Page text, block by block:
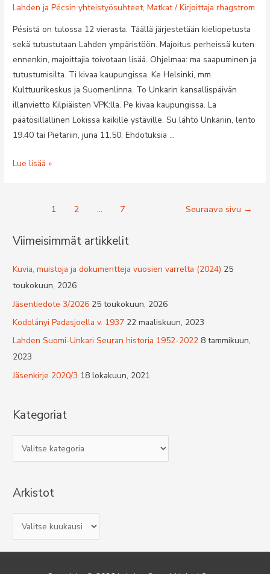
Lahden ja Pécsin yhteistyösuhteet,Matkat/ Kirjoittajarhagstrom
Pésistä on tulossa 12 vierasta. Täällä järjestetään kieliopetusta
sekä tutustutaan Lahden ympäristöön. Majoitus perheissä kuten
ennenkin, majoittajia toivotaan lisää. Ohjelmaa: ma saapuminen ja
tutustumisilta. Ti kivaa kaupungissa. Ke Helsinki, mm.
Kulttuurikeskus ja Suomenlinna. To Unkarin kansallispäivän
illanvietto Kilpiäisten VPK:lla. Pe kivaa kaupungissa. La
päätösillallinen Lokissa kaikille ystäville. Su lähtö Unkariin, lento
19.40 tai Pietariin, juna 11.50. Ehdotuksia …
Pécsiläisten
16.8.-23.8.2015
Lue lisää »
1 2 … 7 Seuraava sivu →
Viimeisimmät artikkelit
Kuvia, muistoja ja dokumentteja vuosien varrelta (2024) 25
toukokuun, 2026
Jäsentiedote 3/2026 25 toukokuun, 2026
Kodolányi Padasjoella v. 1937 22 maaliskuun, 2023
Lahden Suomi-Unkari Seuran historia 1952-2022 8 tammikuun,
2023
Jäsenkirje 2020/3 18 lokakuun, 2021
Kategoriat
a
e
r
Arkistot
r
k